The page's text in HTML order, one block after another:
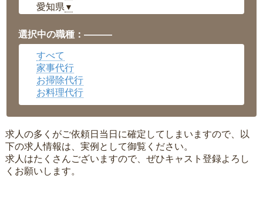
愛知県 ▼
岡山県▼
広島県▼
沖縄県
選択中の職種：———
すべて
家事代行
お掃除代行
お料理代行
求人の多くがご依頼日当日に確定してしまいますので、以
下の求人情報は、実例として御覧ください。
求人はたくさんございますので、ぜひキャスト登録よろし
くお願いします。